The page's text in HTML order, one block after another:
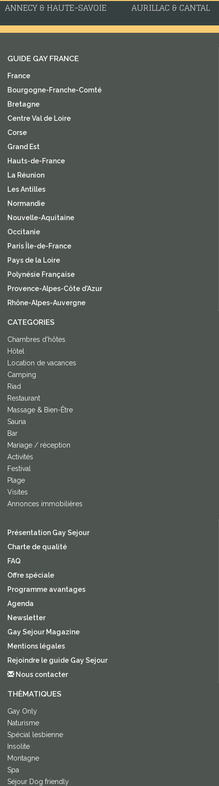
ANNECY & HAUTE-SAVOIE AURILLAC & CANTAL
GUIDE GAY FRANCE
France
Bourgogne-Franche-Comté
Bretagne
Centre Val de Loire
Corse
Grand Est
Hauts-de-France
La Réunion
Les Antilles
Normandie
Nouvelle-Aquitaine
Occitanie
Paris Île-de-France
Pays de la Loire
Polynésie Française
Provence-Alpes-Côte d'Azur
Rhône-Alpes-Auvergne
CATEGORIES
Chambres d'hôtes
Hôtel
Location de vacances
Camping
Riad
Restaurant
Massage & Bien-Être
Sauna
Bar
Mariage / réception
Activités
Festival
Plage
Visites
Annonces immobilières
Présentation Gay Sejour
Charte de qualité
FAQ
Offre spéciale
Programme avantages
Agenda
Newsletter
Gay Sejour Magazine
Mentions légales
Rejoindre le guide Gay Sejour
Nous contacter
THÈMATIQUES
Gay Only
Naturisme
Spécial lesbienne
Insolite
Montagne
Spa
Séjour Dog friendly